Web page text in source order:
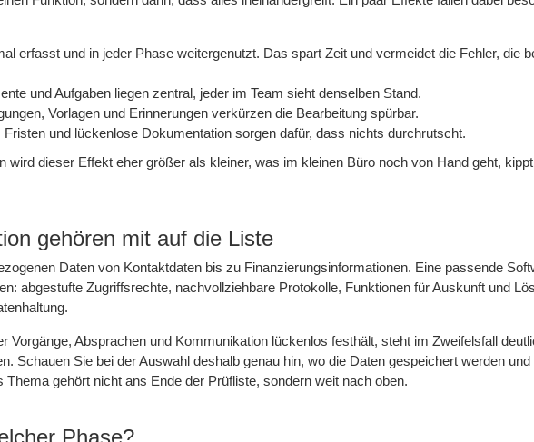
erfasst und in jeder Phase weitergenutzt. Das spart Zeit und vermeidet die Fehler, die
und Aufgaben liegen zentral, jeder im Team sieht denselben Stand.
Vorlagen und Erinnerungen verkürzen die Bearbeitung spürbar.
und lückenlose Dokumentation sorgen dafür, dass nichts durchrutscht.
wird dieser Effekt eher größer als kleiner, was im kleinen Büro noch von Hand geht,
gehören mit auf die Liste
Daten von Kontaktdaten bis zu Finanzierungsinformationen. Eine passende
abgestufte Zugriffsrechte, nachvollziehbare Protokolle, Funktionen für Auskunft und
Vorgänge, Absprachen und Kommunikation lückenlos festhält, steht im Zweifelsfall
Schauen Sie bei der Auswahl deshalb genau hin, wo die Daten gespeichert werden und
gehört nicht ans Ende der Prüfliste, sondern weit nach oben.
Phase?